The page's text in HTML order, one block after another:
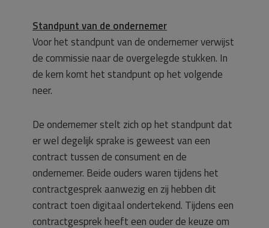
Standpunt van de ondernemer
Voor het standpunt van de ondernemer verwijst
de commissie naar de overgelegde stukken. In
de kern komt het standpunt op het volgende
neer.
De ondernemer stelt zich op het standpunt dat
er wel degelijk sprake is geweest van een
contract tussen de consument en de
ondernemer. Beide ouders waren tijdens het
contractgesprek aanwezig en zij hebben dit
contract toen digitaal ondertekend. Tijdens een
contractgesprek heeft een ouder de keuze om